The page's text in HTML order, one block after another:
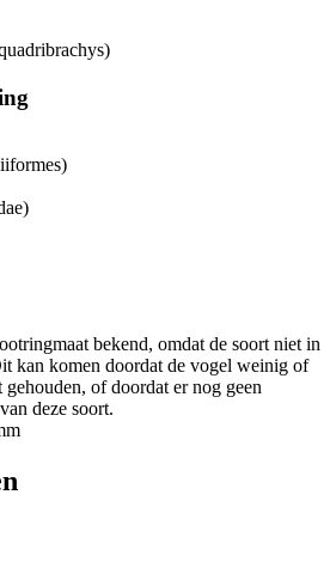
bekend, omdat de soort niet in
kan komen doordat de vogel weinig of
of doordat er nog geen
deze soort.